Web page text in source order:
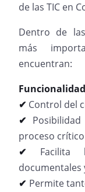
de las TIC en
Dentro de
más
encuentran:
✔ Control del
✔
proceso
✔ Facilita
documentales
✔ Permite